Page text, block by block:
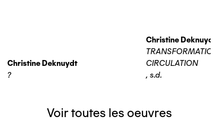
Christine Deknuydt
?
Christine Deknuydt
TRANSFORMATION
CIRCULATION
, s.d.
Voir toutes les oeuvres